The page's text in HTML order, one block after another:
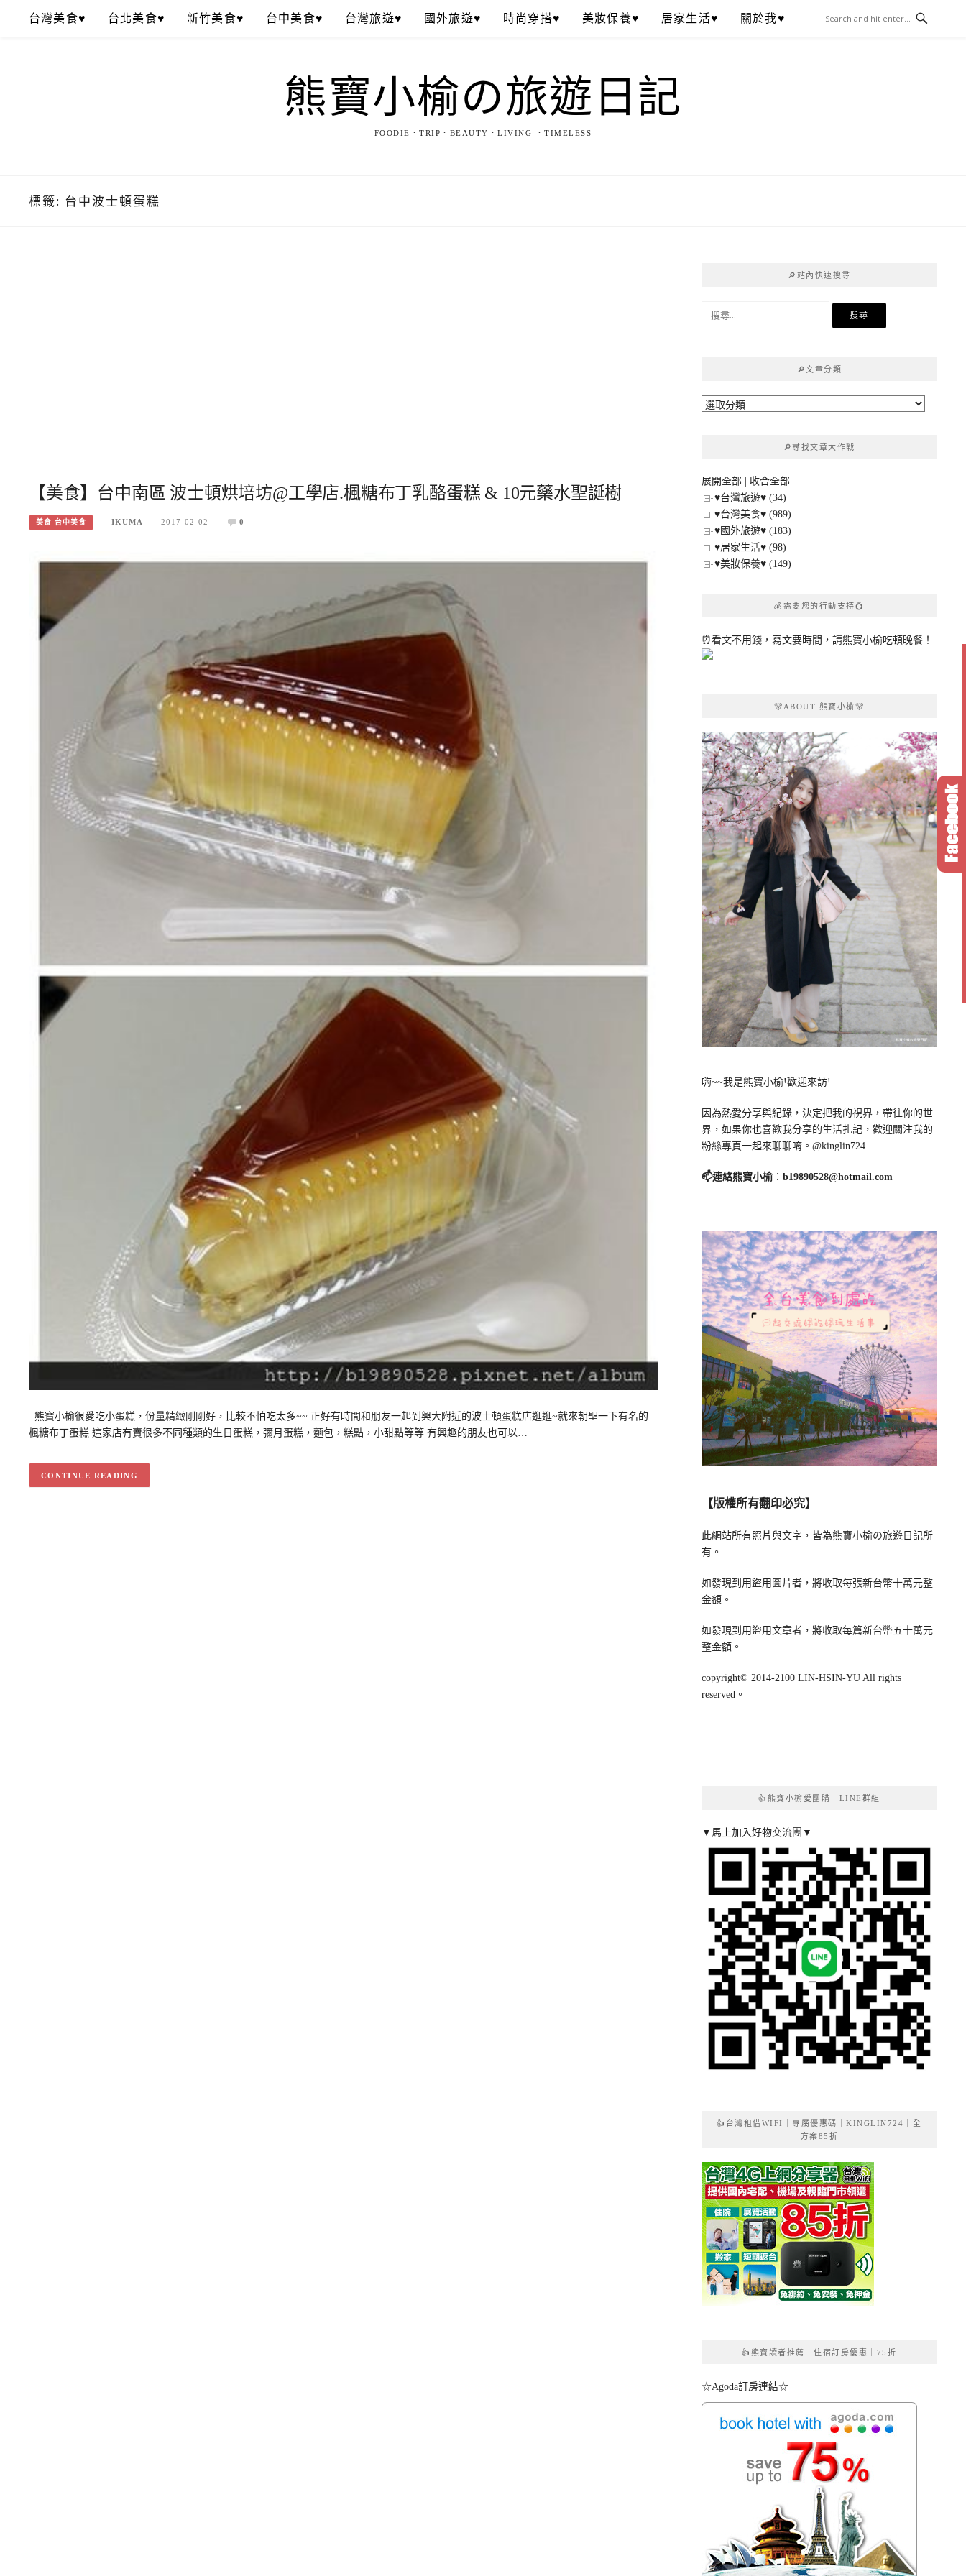
台灣美食♥ 台北美食♥ 新竹美食♥ 台中美食♥ 台灣旅遊♥ 國外旅遊♥ 時尚穿搭♥ 美妝保養♥ 居家生活♥ 關於我♥
熊寶小榆の旅遊日記
FOODIE．TRIP．BEAUTY．LIVING ．TIMELESS
標籤: 台中波士頓蛋糕
【美食】台中南區 波士頓烘培坊@工學店.楓糖布丁乳酪蛋糕 & 10元藥水聖誕樹
美食-台中美食 IKUMA 2017-02-02 0
熊寶小榆很愛吃小蛋糕，份量精緻剛剛好，比較不怕吃太多~~ 正好有時間和朋友一起到興大附近的波士頓蛋糕店逛逛~就來朝聖一下有名的
楓糖布丁蛋糕 這家店有賣很多不同種類的生日蛋糕，彌月蛋糕，麵包，糕點，小甜點等等 有興趣的朋友也可以…
CONTINUE READING
🔎站內快速搜尋
🔎文章分類
🔎
🔎尋找文章大作戰
展開全部
收合全部
♥台灣旅遊♥ (34)
♥台灣美食♥ (989)
♥國外旅遊♥ (183)
♥居家生活♥ (98)
♥美妝保養♥ (149)
💰需要您的行動支持💍
⏰看文不用錢，寫文要時間，請熊寶小榆吃頓晚餐！
🐻ABOUT 熊寶小榆🐻
嗨~~我是熊寶小榆!歡迎來訪!
因為熱愛分享與紀錄，決定把我的視界，帶往你的世
界，如果你也喜歡我分享的生活扎記，歡迎關注我的
粉絲專頁一起來聊聊唷。@kinglin724
📫連絡熊寶小榆： b19890528@hotmail.com
【版權所有翻印必究】
此網站所有照片與文字，皆為熊寶小榆の旅遊日記所
有。
如發現到用盜用圖片者，將收取每張新台幣十萬元整
金額。
如發現到用盜用文章者，將收取每篇新台幣五十萬元
整金額。
copyright© 2014-2100 LIN-HSIN-YU All rights
reserved。
👍熊寶小榆愛團購｜LINE群組
▼馬上加入好物交流團▼
👍台灣租借WIFI｜專屬優惠碼｜KINGLIN724｜全
方案85折
👍熊寶讀者推薦｜住宿訂房優惠｜75折
☆Agoda訂房連結☆